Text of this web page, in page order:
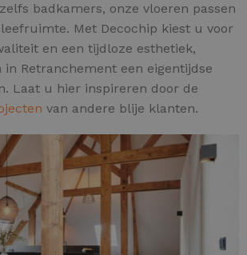
badkamers, onze vloeren passen
Met Decochip kiest u voor
en een tijdloze esthetiek,
Retranchement een eigentijdse
Laat u hier inspireren door de
van andere blije klanten.